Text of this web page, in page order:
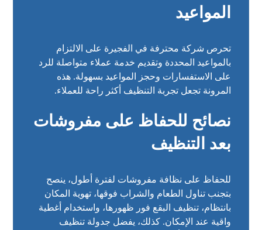
المواعيد
تحرص شركة محترفة في الفجيرة على الالتزام
بالمواعيد المحددة وتقديم خدمة عملاء متواصلة للرد
على الاستفسارات وحجز المواعيد بسهولة. هذه
المرونة تجعل تجربة التنظيف أكثر راحة للعملاء.
نصائح للحفاظ على مفروشات
بعد التنظيف
للحفاظ على نظافة مفروشات لفترة أطول، ينصح
بتجنب تناول الطعام والشراب فوقها، تهوية المكان
بانتظام، تنظيف البقع فور ظهورها، واستخدام أغطية
واقية عند الإمكان. كذلك، يفضل جدولة تنظيف